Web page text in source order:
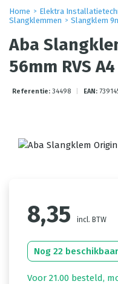
Home Elektra
Slangklemmen
Slangklem
Aba
56mm RVS A4
Referentie: 34498 EAN:
8,35 incl. BTW
Nog 22 beschikbaar
Voor 21.00 besteld,